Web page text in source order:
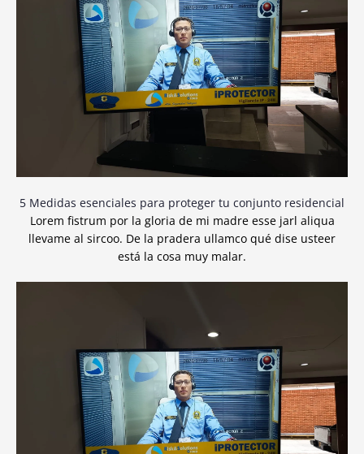
5 Medidas esenciales para proteger tu conjunto residencial
Lorem fistrum por la gloria de mi madre esse jarl aliqua
llevame al sircoo. De la pradera ullamco qué dise usteer
está la cosa muy malar.